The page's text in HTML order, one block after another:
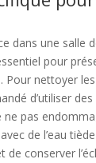
dans une salle
pour
Pour nettoyer
d’utiliser
pas
de l’eau
conserver